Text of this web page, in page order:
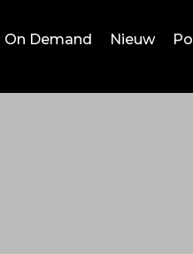
On Demand Nieuw